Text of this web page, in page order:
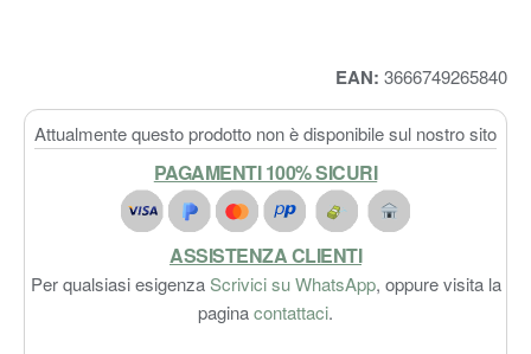
EAN: 3666749265840
Attualmente questo prodotto non è disponibile sul nostro sito
PAGAMENTI 100% SICURI
ASSISTENZA CLIENTI
Per qualsiasi esigenzaScrivici su WhatsApp, oppure visita la
paginacontattaci.